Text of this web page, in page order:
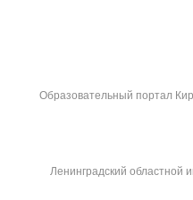
Образовательный портал
Ленинградский областной